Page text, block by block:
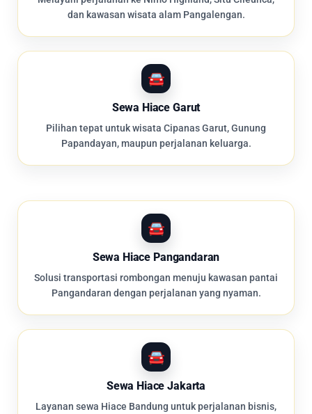
dan kawasan wisata alam Pangalengan.
Sewa Hiace Garut
Pilihan tepat untuk wisata Cipanas Garut, Gunung
Papandayan, maupun perjalanan keluarga.
Sewa Hiace Pangandaran
Solusi transportasi rombongan menuju kawasan pantai
Pangandaran dengan perjalanan yang nyaman.
Sewa Hiace Jakarta
Layanan sewa Hiace Bandung untuk perjalanan bisnis,